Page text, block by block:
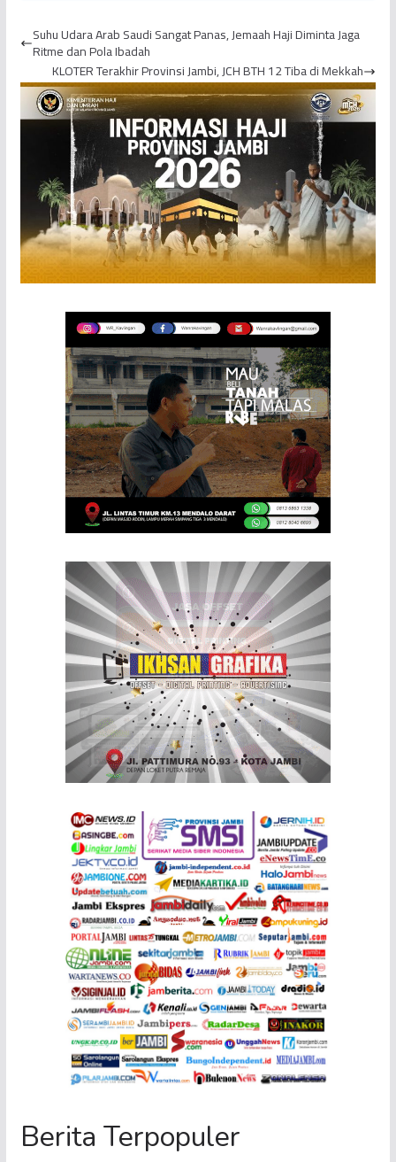
Umum
Suhu Udara Arab Saudi Sangat Panas, Jemaah Haji Diminta Jaga
Ritme dan Pola Ibadah
KLOTER Terakhir Provinsi Jambi, JCH BTH 12 Tiba di Mekkah
Berita Terpopuler